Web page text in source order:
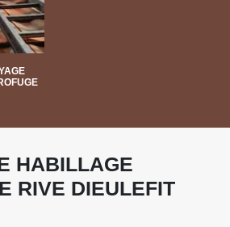
HABILLAGE
RIVE DIEULEFIT